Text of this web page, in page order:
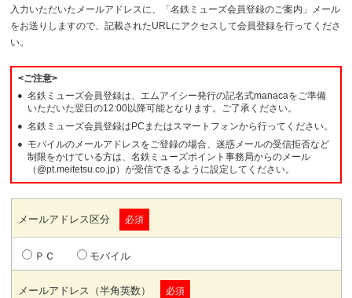
入力いただいたメールアドレスに、「名鉄ミューズ会員登録のご案内」メール
をお送りしますので、記載されたURLにアクセスして会員登録を行ってくださ
い。
<ご注意>
名鉄ミューズ会員登録は、エムアイシー発行の記名式manacaをご準備
いただいた翌日の12:00以降可能となります。ご了承ください。
名鉄ミューズ会員登録はPCまたはスマートフォンから行ってください。
モバイルのメールアドレスをご登録の場合、迷惑メールの受信拒否など
制限をかけている方は、名鉄ミューズポイント事務局からのメール
（@pt.meitetsu.co.jp）が受信できるように設定してください。
メールアドレス区分
ＰＣ モバイル
メールアドレス（半角英数）